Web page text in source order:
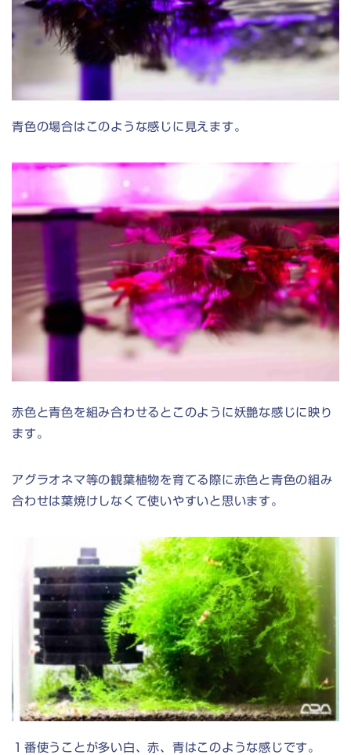
青色の場合はこのような感じに見えます。
赤色と青色を組み合わせるとこのように妖艶な感じに映り
ます。
アグラオネマ等の観葉植物を育てる際に赤色と青色の組み
合わせは葉焼けしなくて使いやすいと思います。
１番使うことが多い白、赤、青はこのような感じです。